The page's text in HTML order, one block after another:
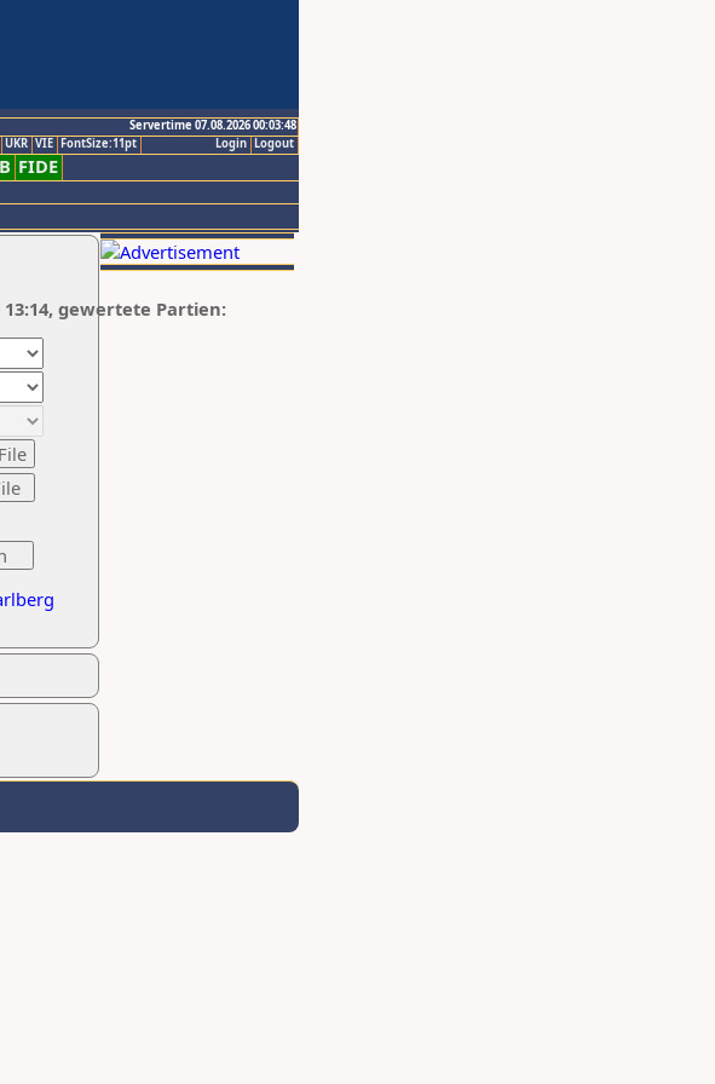
Servertime 07.08.2026 00:03:48
Logout
Login
UKR VIE FontSize:11pt
FIDE
13:14, gewertete Partien: